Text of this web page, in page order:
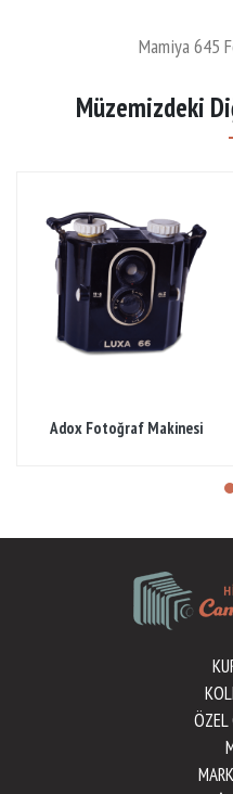
Mamiya 645
Müzemizdeki
Adox Fotoğraf Makinesi
ÖZEL